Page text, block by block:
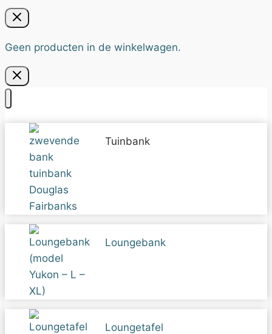
Geen producten in de winkelwagen.
Tuinbank
Loungebank
Loungetafel